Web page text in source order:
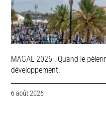
MAGAL 2026 : Quand le
développement.
6 août 2026